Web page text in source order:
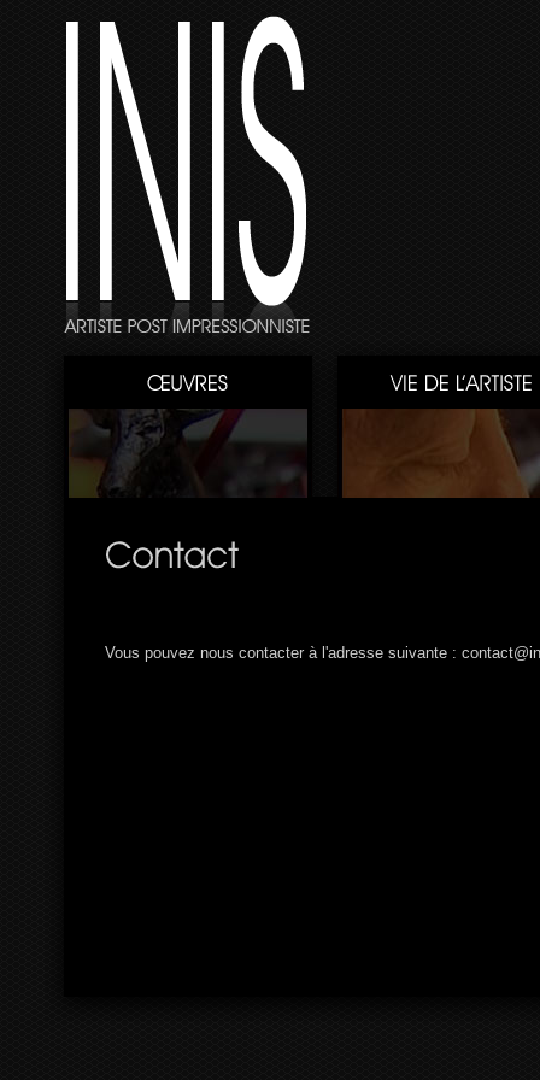
Vous pouvez nous contacter à l'adresse suivante :